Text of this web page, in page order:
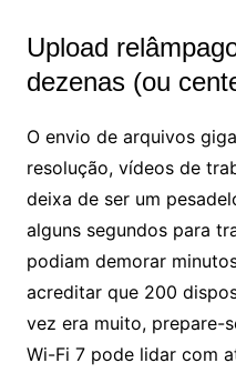
Upload
dezenas (ou
O envio de arquivos
resolução, vídeos de
deixa de ser um
alguns segundos para
podiam demorar
acreditar que 200
vez era muito, prepare-
Wi-Fi 7 pode lidar com